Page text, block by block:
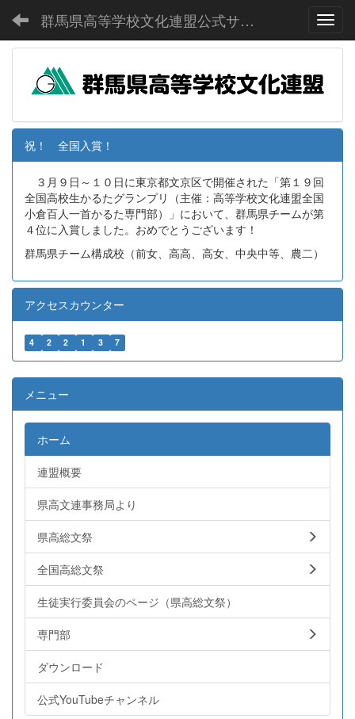
群馬県高等学校文化連盟公式サイト
祝！ 全国入賞！
３月９日～１０日に東京都文京区で開催された「第１９回
全国高校生かるたグランプリ（主催：高等学校文化連盟全国
小倉百人一首かるた専門部）」において、群馬県チームが第
４位に入賞しました。おめでとうございます！
群馬県チーム構成校（前女、高高、高女、中央中等、農二）
アクセスカウンター
4 2 2 1 3 7
メニュー
ホーム
連盟概要
県高文連事務局より
県高総文祭
全国高総文祭
生徒実行委員会のページ（県高総文祭）
専門部
ダウンロード
公式YouTubeチャンネル